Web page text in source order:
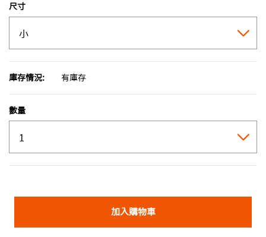
尺寸
庫存情況: 有庫存
數量
加入購物車